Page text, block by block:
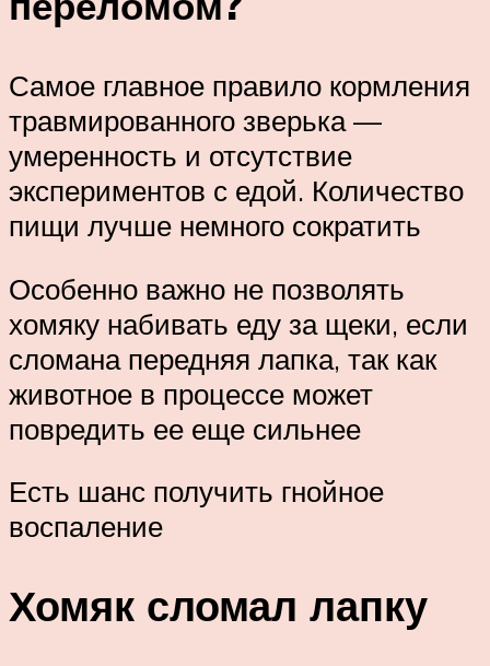
Самое главное правило кормления
травмированного зверька —
умеренность и отсутствие
экспериментов с едой. Количество
пищи лучше немного сократить
Особенно важно не позволять
хомяку набивать еду за щеки, если
сломана передняя лапка, так как
животное в процессе может
повредить ее еще сильнее
Есть шанс получить гнойное
воспаление
Хомяк сломал лапку